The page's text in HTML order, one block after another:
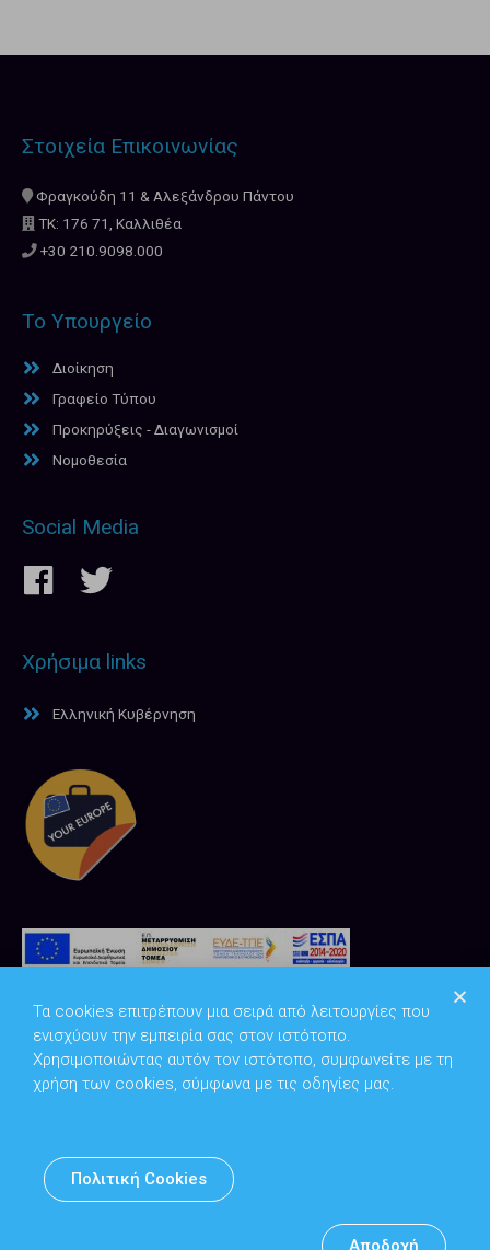
Στοιχεία Επικοινωνίας
Φραγκούδη 11 & Αλεξάνδρου Πάντου
ΤΚ: 176 71, Καλλιθέα
+30 210.9098.000
Το Υπουργείο
Διοίκηση
Γραφείο Τύπου
Προκηρύξεις - Διαγωνισμοί
Νομοθεσία
Social Media
Χρήσιμα links
Ελληνική Κυβέρνηση
Copyright © 2026Υπουργείο Ψηφιακής Διακυβέρνησης
Υπεύθυνος DPO: Θανάσης Κοσμόπουλος | dpo@mindigital.gr
Τα cookies επιτρέπουν μια σειρά από λειτουργίες που
ενισχύουν την εμπειρία σας στον ιστότοπο.
Χρησιμοποιώντας αυτόν τον ιστότοπο, συμφωνείτε με τη
χρήση των cookies, σύμφωνα με τις οδηγίες μας.
Πολιτική Cookies
Αποδοχή